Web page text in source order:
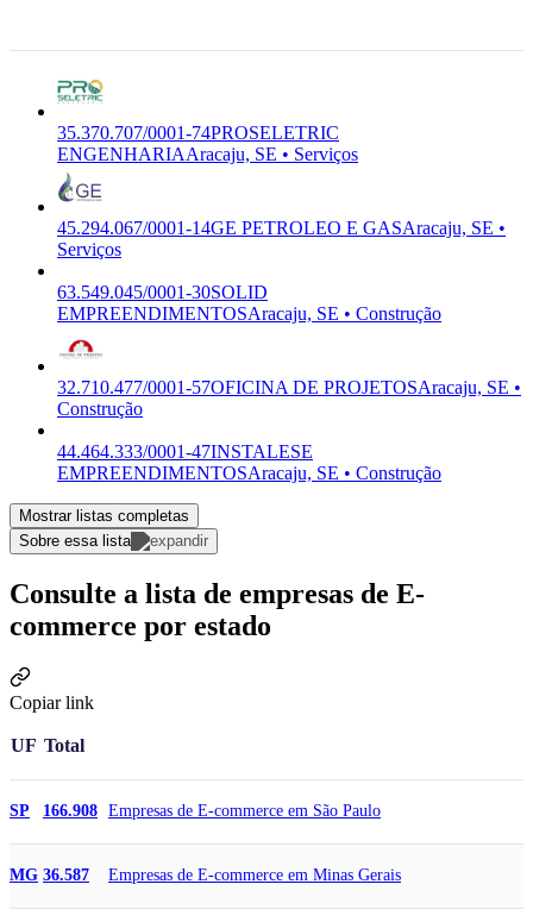
35.370.707/0001-74PROSELETRIC
ENGENHARIAAracaju, SE • Serviços
45.294.067/0001-14GE PETROLEO E GASAracaju, SE •
Serviços
63.549.045/0001-30SOLID
EMPREENDIMENTOSAracaju, SE • Construção
32.710.477/0001-57OFICINA DE PROJETOSAracaju, SE •
Construção
44.464.333/0001-47INSTALESE
EMPREENDIMENTOSAracaju, SE • Construção
Mostrar listas completas
Sobre essa lista
Consulte a lista de empresas de E-
commerce por estado
Copiar link
UF Total
SP 166.908 Empresas de E-commerce em São Paulo
MG 36.587 Empresas de E-commerce em Minas Gerais